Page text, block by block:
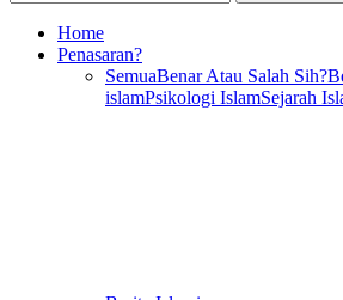
Home
Penasaran?
SemuaBenar Atau Salah Sih?
islamPsikologi IslamSejarah